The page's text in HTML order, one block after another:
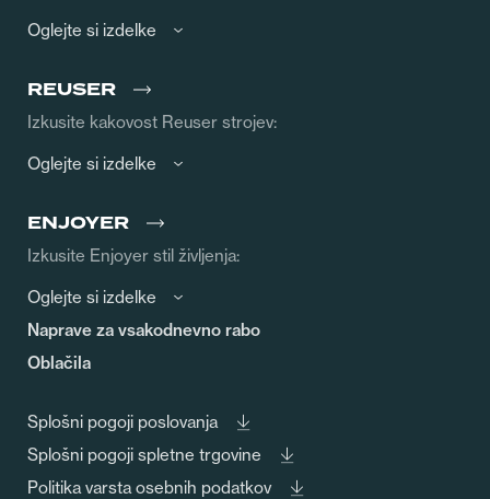
Oglejte si izdelke
REUSER
Izkusite kakovost Reuser strojev:
Oglejte si izdelke
ENJOYER
Izkusite Enjoyer stil življenja:
Oglejte si izdelke
Naprave za vsakodnevno rabo
Oblačila
Splošni pogoji poslovanja
Splošni pogoji spletne trgovine
Politika varsta osebnih podatkov